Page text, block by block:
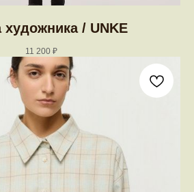
художника / UNKE
11 200 ₽